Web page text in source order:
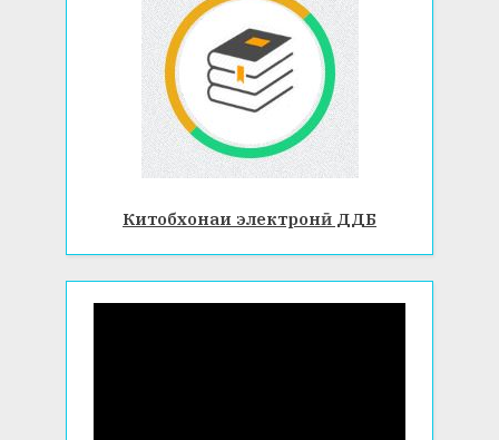
Китобхонаи электронӣ ДДБ